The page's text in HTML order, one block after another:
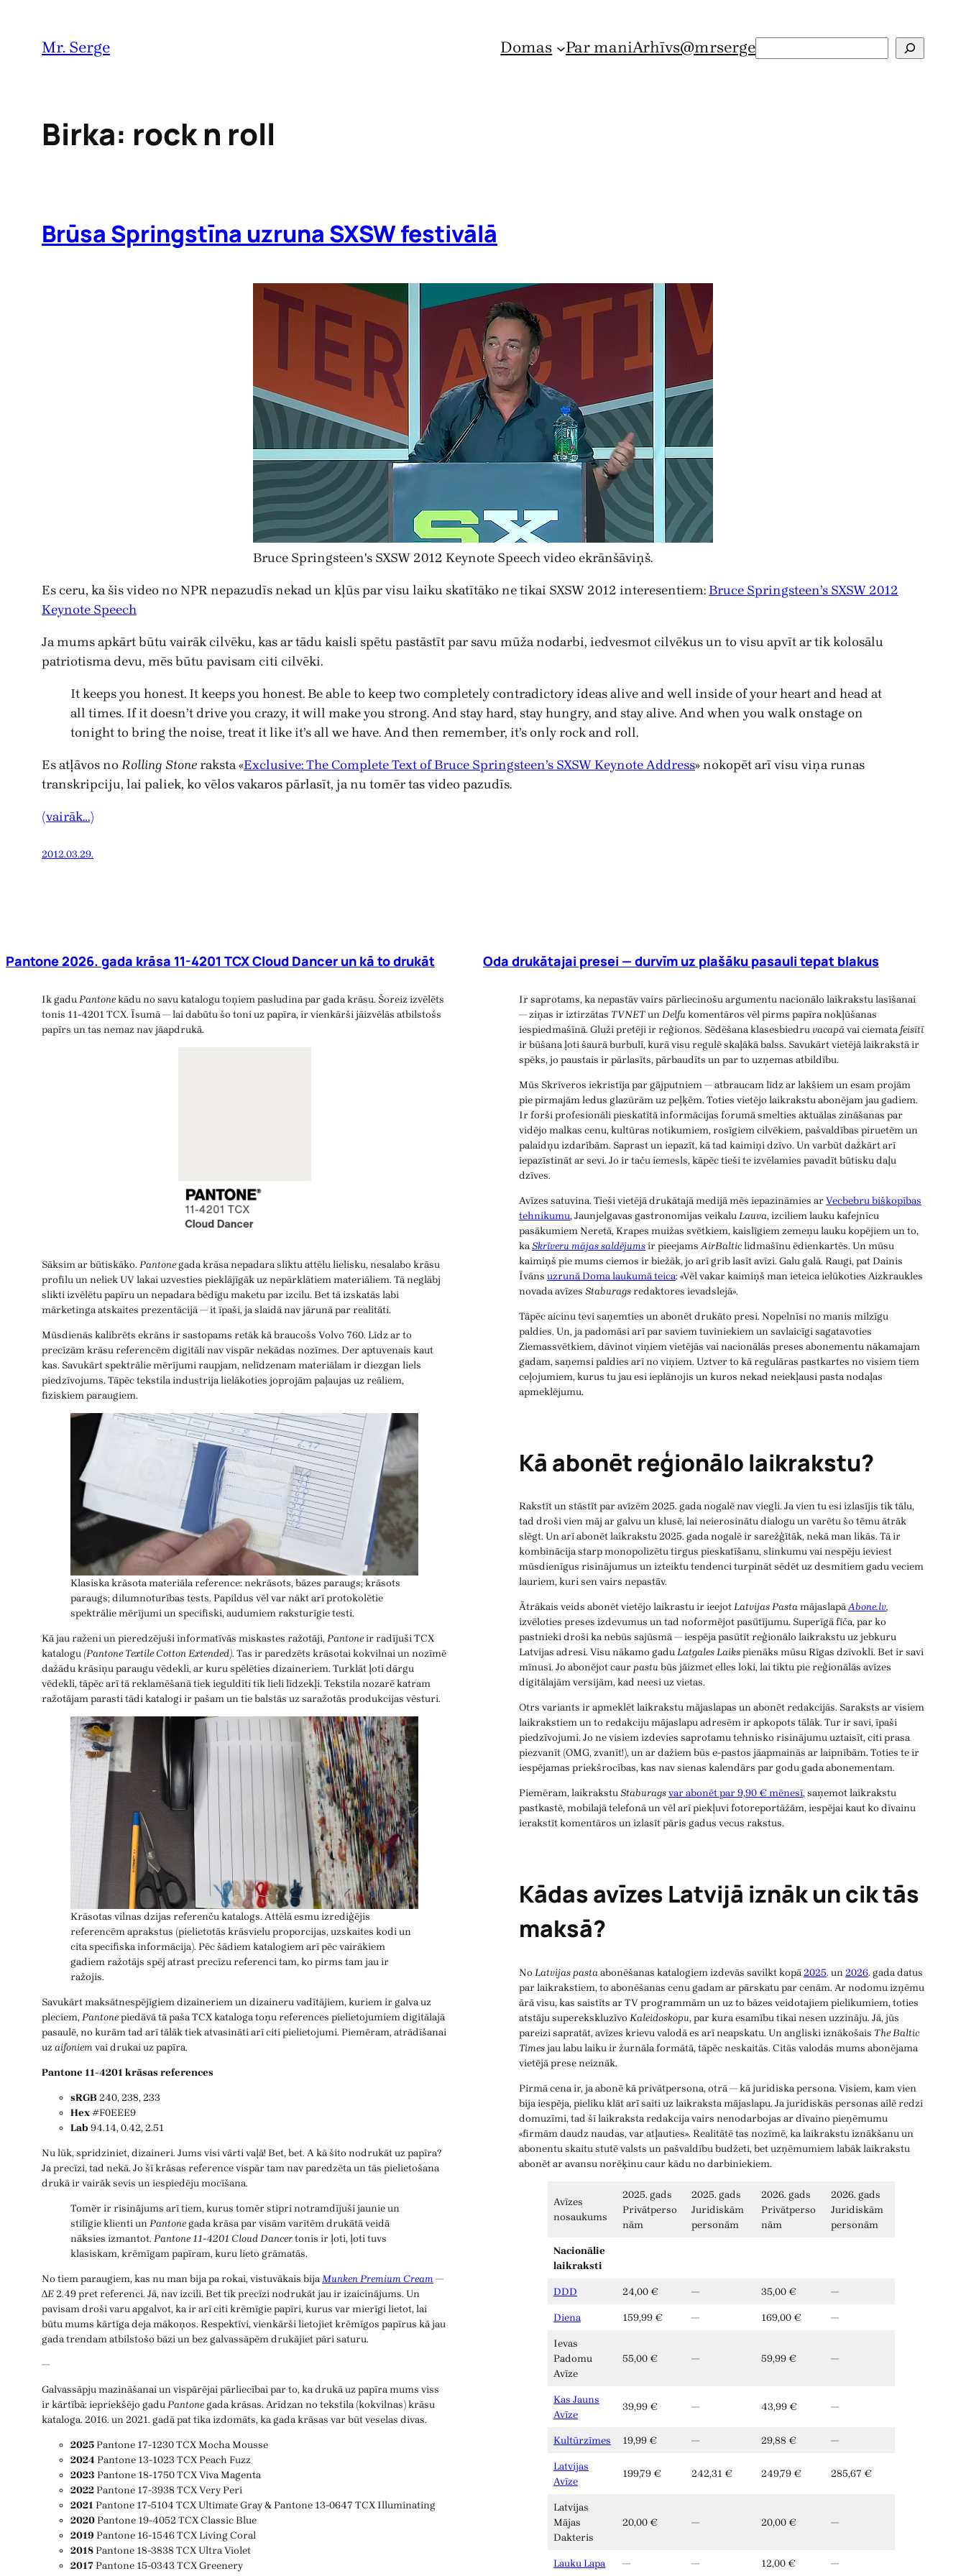
Mr. Serge Domas Par maniArhīvs@mrsergeSearch
Birka: rock n roll
Brūsa Springstīna uzruna SXSW festivālā
Bruce Springsteen's SXSW 2012 Keynote Speech video ekrānšāviņš.
Es ceru, ka šis video no NPR nepazudīs nekad un kļūs par visu laiku skatītāko ne tikai SXSW 2012 interesentiem: Bruce Springsteen’s SXSW 2012
Keynote Speech
Ja mums apkārt būtu vairāk cilvēku, kas ar tādu kaisli spētu pastāstīt par savu mūža nodarbi, iedvesmot cilvēkus un to visu apvīt ar tik kolosālu
patriotisma devu, mēs būtu pavisam citi cilvēki.
It keeps you honest. It keeps you honest. Be able to keep two completely contradictory ideas alive and well inside of your heart and head at
all times. If it doesn’t drive you crazy, it will make you strong. And stay hard, stay hungry, and stay alive. And when you walk onstage on
tonight to bring the noise, treat it like it’s all we have. And then remember, it’s only rock and roll.
Es atļāvos noRolling Stone raksta «Exclusive: The Complete Text of Bruce Springsteen’s SXSW Keynote Address» nokopēt arī visu viņa runas
transkripciju, lai paliek, ko vēlos vakaros pārlasīt, ja nu tomēr tas video pazudīs.
(vairāk…)
2012.03.29.
Pantone 2026. gada krāsa 11-4201 TCX Cloud Dancer un kā to drukāt
Ik gaduPantonekādu no savu katalogu toņiem pasludina par gada krāsu. Šoreiz izvēlēts
tonis 11-4201 TCX. Īsumā — lai dabūtu šo toni uz papīra, ir vienkārši jāizvēlās atbilstošs
papīrs un tas nemaz nav jāapdrukā.
Sāksim ar būtiskāko. Pantonegada krāsa nepadara sliktu attēlu lielisku, nesalabo krāsu
profilu un neliek UV lakai uzvesties pieklājīgāk uz nepārklātiem materiāliem. Tā neglābj
slikti izvēlētu papīru un nepadara bēdīgu maketu par izcilu. Bet tā izskatās labi
mārketinga atskaites prezentācijā — it īpaši, ja slaidā nav jārunā par realitāti.
Mūsdienās kalibrēts ekrāns ir sastopams retāk kā braucošs Volvo 760. Līdz ar to
precīzām krāsu referencēm digitāli nav vispār nekādas nozīmes. Der aptuvenais kaut
kas. Savukārt spektrālie mērījumi raupjam, nelīdzenam materiālam ir diezgan liels
piedzīvojums. Tāpēc tekstila industrija lielākoties joprojām paļaujas uz reāliem,
fiziskiem paraugiem.
Klasiska krāsota materiāla reference: nekrāsots, bāzes paraugs; krāsots
paraugs; dilumnoturības tests. Papildus vēl var nākt arī protokolētie
spektrālie mērījumi un specifiski, audumiem raksturīgie testi.
Kā jau raženi un pieredzējuši informatīvās miskastes ražotāji,Pantoneir radījuši TCX
katalogu (Pantone Textile Cotton Extended). Tas ir paredzēts krāsotai kokvilnai un nozīmē
dažādu krāsiņu paraugu vēdekli, ar kuru spēlēties dizaineriem. Turklāt ļoti dārgu
vēdekli, tāpēc arī tā reklamēšanā tiek ieguldīti tik lieli līdzekļi. Tekstila nozarē katram
ražotājam parasti tādi katalogi ir pašam un tie balstās uz saražotās produkcijas vēsturi.
Krāsotas vilnas dzijas referenču katalogs. Attēlā esmu izrediģējis
referencēm aprakstus (pielietotās krāsvielu proporcijas, uzskaites kodi un
cita specifiska informācija). Pēc šādiem katalogiem arī pēc vairākiem
gadiem ražotājs spēj atrast precīzu referenci tam, ko pirms tam jau ir
ražojis.
Savukārt maksātnespējīgiem dizaineriem un dizaineru vadītājiem, kuriem ir galva uz
pleciem,Pantonepiedāvā tā paša TCX kataloga toņu references pielietojumiem digitālajā
pasaulē, no kurām tad arī tālāk tiek atvasināti arī citi pielietojumi. Piemēram, atrādīšanai
uzaifoniemvai drukai uz papīra.
Pantone 11-4201 krāsas references
sRGB240, 238, 233
Hex#F0EEE9
Lab94.14, 0.42, 2.51
Nu lūk, spridziniet, dizaineri. Jums visi vārti vaļā! Bet, bet. A kā šito nodrukāt uz papīra?
Ja precīzi, tad nekā. Jo šī krāsas reference vispār tam nav paredzēta un tās pielietošana
drukā ir vairāk sevis un iespiedēju mocīšana.
Tomēr ir risinājums arī tiem, kurus tomēr stipri notramdījuši jaunie un
stilīgie klienti unPantonegada krāsa par visām varītēm drukātā veidā
nāksies izmantot. Pantone 11-4201 Cloud Dancertonis ir ļoti, ļoti tuvs
klasiskam, krēmīgam papīram, kuru lieto grāmatās.
No tiem paraugiem, kas nu man bija pa rokai, vistuvākais bijaMunken Premium Cream—
ΔE2.49 pret referenci. Jā, nav izcili. Bet tik precīzi nodrukāt jau ir izaicinājums. Un
pavisam droši varu apgalvot, ka ir arī citi krēmīgie papīri, kurus var mierīgi lietot, lai
būtu mums kārtīga deja mākoņos. Respektīvi, vienkārši lietojiet krēmīgos papīrus kā jau
gada trendam atbilstošo bāzi un bez galvassāpēm drukājiet pāri saturu.
—
Galvassāpju mazināšanai un vispārējai pārliecībai par to, ka drukā uz papīra mums viss
ir kārtībā: iepriekšējo gaduPantonegada krāsas. Arīdzan no tekstila (kokvilnas) krāsu
kataloga. 2016. un 2021. gadā pat tika izdomāts, ka gada krāsas var būt veselas divas.
2025Pantone 17-1230 TCX Mocha Mousse
2024 Pantone 13-1023 TCX Peach Fuzz
2023 Pantone 18-1750 TCX Viva Magenta
2022Pantone 17-3938 TCX Very Peri
2021Pantone 17-5104 TCX Ultimate Gray & Pantone 13-0647 TCX Illuminating
2020Pantone 19-4052 TCX Classic Blue
2019 Pantone 16-1546 TCX Living Coral
2018Pantone 18-3838 TCX Ultra Violet
2017Pantone 15-0343 TCX Greenery
Oda drukātajai presei — durvīm uz plašāku pasauli tepat blakus
Ir saprotams, ka nepastāv vairs pārliecinošu argumentu nacionālo laikrakstu lasīšanai
— ziņas ir iztirzātas TVNETunDelfukomentāros vēl pirms papīra nokļūšanas
iespiedmašīnā. Gluži pretēji ir reģionos. Sēdēšana klasesbiedruvacapāvai ciematafeisītī
ir būšana ļoti šaurā burbulī, kurā visu regulē skaļākā balss. Savukārt vietējā laikrakstā ir
spēks, jo paustais ir pārlasīts, pārbaudīts un par to uzņemas atbildību.
Mūs Skrīveros iekristīja par gājputniem — atbraucam līdz ar lakšiem un esam projām
pie pirmajām ledus glazūrām uz peļķēm. Toties vietējo laikrakstu abonējam jau gadiem.
Ir forši profesionāli pieskatītā informācijas forumā smelties aktuālas zināšanas par
vidējo malkas cenu, kultūras notikumiem, rosīgiem cilvēkiem, pašvaldības piruetēm un
palaidņu izdarībām. Saprast un iepazīt, kā tad kaimiņi dzīvo. Un varbūt dažkārt arī
iepazīstināt ar sevi. Jo ir taču iemesls, kāpēc tieši te izvēlamies pavadīt būtisku daļu
dzīves.
Avīzes satuvina. Tieši vietējā drukātajā medijā mēs iepazināmies arVecbebru biškopības
tehnikumu, Jaunjelgavas gastronomijas veikaluLauva, izciliem lauku kafejnīcu
pasākumiem Neretā, Krapes muižas svētkiem, kaislīgiem zemeņu lauku kopējiem un to,
kaSkrīveru mājas saldējumsir pieejamsAirBalticlidmašīnu ēdienkartēs. Un mūsu
kaimiņš pie mums ciemos ir biežāk, jo arī grib lasīt avīzi. Galu galā. Raugi, pat Dainis
Īvāns uzrunā Doma laukumā teica: «Vēl vakar kaimiņš man ieteica ielūkoties Aizkraukles
novada avīzes Staburagsredaktores ievadslejā».
Tāpēc aicinu tevi saņemties un abonēt drukāto presi. Nopelnīsi no manis milzīgu
paldies. Un, ja padomāsi arī par saviem tuviniekiem un savlaicīgi sagatavoties
Ziemassvētkiem, dāvinot viņiem vietējās vai nacionālās preses abonementu nākamajam
gadam, saņemsi paldies arī no viņiem. Uztver to kā regulāras pastkartes no visiem tiem
ceļojumiem, kurus tu jau esi ieplānojis un kuros nekad neiekļausi pasta nodaļas
apmeklējumu.
Kā abonēt reģionālo laikrakstu?
Rakstīt un stāstīt par avīzēm 2025. gada nogalē nav viegli. Ja vien tu esi izlasījis tik tālu,
tad droši vien māj ar galvu un klusē, lai neierosinātu dialogu un varētu šo tēmu ātrāk
slēgt. Un arī abonēt laikrakstu 2025. gada nogalē ir sarežģītāk, nekā man likās. Tā ir
kombinācija starp monopolizētu tirgus pieskatīšanu, slinkumu vai nespēju ieviest
mūsdienīgus risinājumus un izteiktu tendenci turpināt sēdēt uz desmitiem gadu veciem
lauriem, kuri sen vairs nepastāv.
Ātrākais veids abonēt vietējo laikrastu ir ieejotLatvijas PastamājaslapāAbone.lv,
izvēloties preses izdevumus un tad noformējot pasūtījumu. Superīgā fīča, par ko
pastnieki droši ka nebūs sajūsmā — iespēja pasūtīt reģionālo laikrakstu uz jebkuru
Latvijas adresi. Visu nākamo gaduLatgales Laikspienāks mūsu Rīgas dzīvoklī. Bet ir savi
mīnusi. Jo abonējot caurpastubūs jāizmet elles loki, lai tiktu pie reģionālās avīzes
digitālajām versijām, kad neesi uz vietas.
Otrs variants ir apmeklēt laikrakstu mājaslapas un abonēt redakcijās. Saraksts ar visiem
laikrakstiem un to redakciju mājaslapu adresēm ir apkopots tālāk. Tur ir savi, īpaši
piedzīvojumi. Jo ne visiem izdevies saprotamu tehnisko risinājumu uztaisīt, citi prasa
piezvanīt (OMG, zvanīt!), un ar dažiem būs e-pastos jāapmainās ar laipnībām. Toties te ir
iespējamas priekšrocības, kas nav sienas kalendārs par godu gada abonementam.
Piemēram, laikrakstuStaburagsvar abonēt par 9,90 € mēnesī, saņemot laikrakstu
pastkastē, mobilajā telefonā un vēl arī piekļuvi fotoreportāžām, iespējai kaut ko dīvainu
ierakstīt komentāros un izlasīt pāris gadus vecus rakstus.
Kādas avīzes Latvijā iznāk un cik tās
maksā?
NoLatvijas pastaabonēšanas katalogiem izdevās savilkt kopā2025. un2026. gada datus
par laikrakstiem, to abonēšanas cenu gadam ar pārskatu par cenām. Ar nodomu izņēmu
ārā visu, kas saistīts ar TV programmām un uz to bāzes veidotajiem pielikumiem, toties
atstāju superekskluzīvoKaleidoskopu, par kura esamību tikai nesen uzzināju. Jā, jūs
pareizi sapratāt, avīzes krievu valodā es arī neapskatu. Un angliski iznākošais The Baltic
Timesjau labu laiku ir žurnāla formātā, tāpēc neskaitās. Citās valodās mums abonējama
vietējā prese neiznāk.
Pirmā cena ir, ja abonē kā privātpersona, otrā — kā juridiska persona. Visiem, kam vien
bija iespēja, pieliku klāt arī saiti uz laikraksta mājaslapu. Ja juridiskās personas ailē redzi
domuzīmi, tad šī laikraksta redakcija vairs nenodarbojas ar dīvaino pieņēmumu
«firmām daudz naudas, var atļauties». Realitātē tas nozīmē, ka laikrakstu iznākšanu un
abonentu skaitu stutē valsts un pašvaldību budžeti, bet uzņēmumiem labāk laikrakstu
abonēt ar avansu norēķinu caur kādu no darbiniekiem.
Avīzes
nosaukums
2025. gads
Privātperso
nām
2025. gads
Juridiskām
personām
2026. gads
Privātperso
nām
2026. gads
Juridiskām
personām
Nacionālie
laikraksti
DDD 24,00 € — 35,00 € —
Diena 159,99 € — 169,00 € —
Ievas
Padomu
Avīze
55,00 € — 59,99 € —
Kas Jauns
Avīze
39,99 € — 43,99 € —
Kultūrzīmes 19,99 € — 29,88 € —
Latvijas
Avīze
199,79 € 242,31 € 249,79 € 285,67 €
Latvijas
Mājas
Dakteris
20,00 € — 20,00 € —
Lauku Lapa — — 12,00 € —